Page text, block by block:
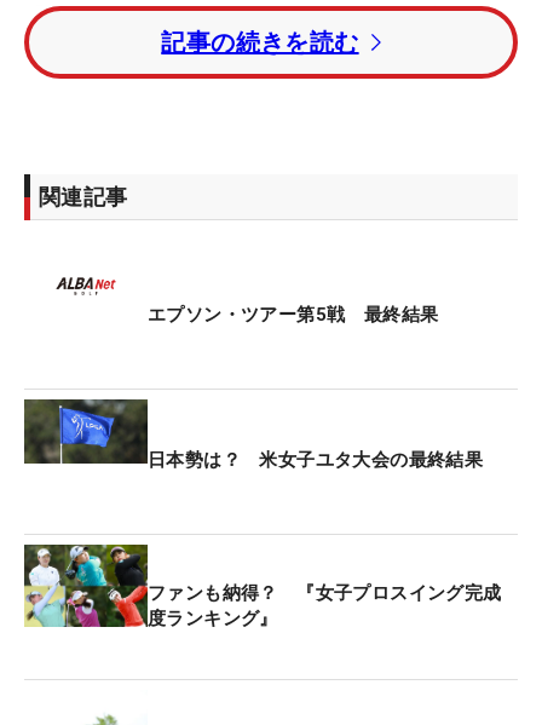
「77」。トータル4オーバー・56位タイに終わっ
た。
ゥ・モーハン（中国）が入った。
記事の続きを読む
関連記事
エプソン・ツアー第5戦 最終結果
日本勢は？ 米女子ユタ大会の最終結果
ファンも納得？ 『女子プロスイング完成
度ランキング』